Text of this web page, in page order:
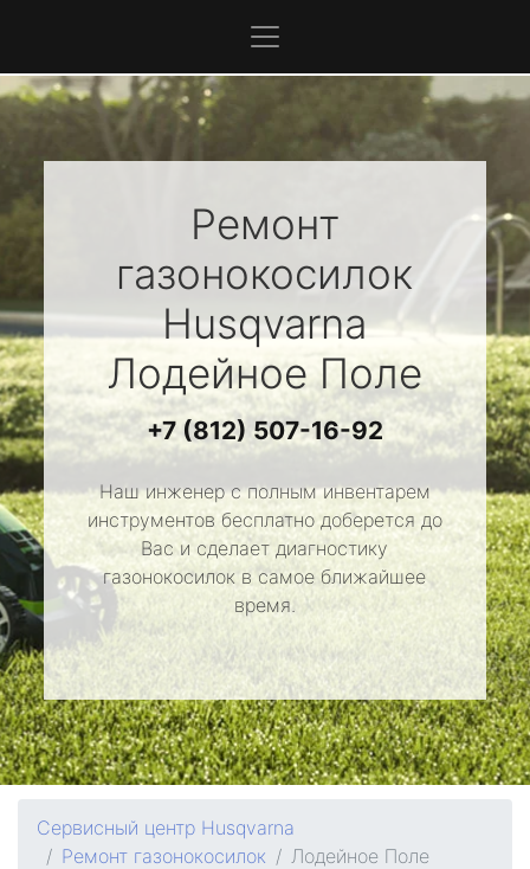
Ремонт
газонокосилок
Husqvarna
Лодейное Поле
+7 (812) 507-16-92
Наш инженер с полным инвентарем
инструментов бесплатно доберется до
Вас и сделает диагностику
газонокосилок в самое ближайшее
время.
Сервисный центр Husqvarna
Ремонт газонокосилок
Лодейное Поле